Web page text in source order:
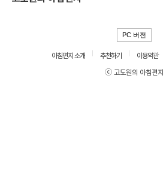
PC 버전
아침편지 소개 추천하기 이용약관
ⓒ 고도원의 아침편지